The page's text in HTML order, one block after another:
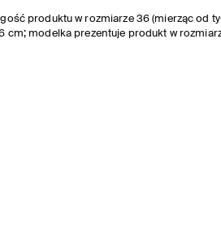
produktu w rozmiarze 36 (mierząc od
cm; modelka prezentuje produkt w